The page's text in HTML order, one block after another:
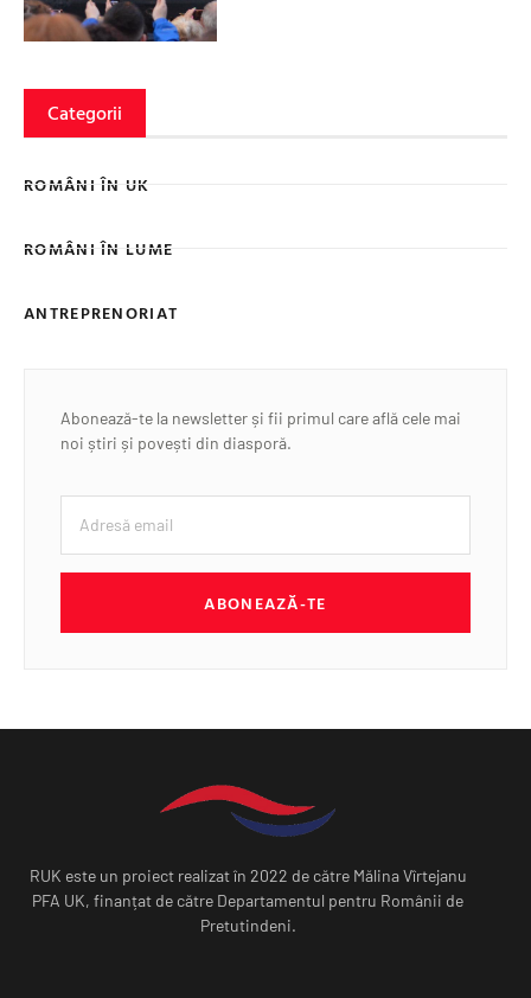
Categorii
ROMÂNI ÎN UK
ROMÂNI ÎN LUME
ANTREPRENORIAT
Abonează-te la newsletter și fii primul care află cele mai
noi știri și povești din diasporă.
ABONEAZĂ-TE
RUK este un proiect realizat în 2022 de către Mălina Vîrtejanu
PFA UK, finanțat de către Departamentul pentru Românii de
Pretutindeni.